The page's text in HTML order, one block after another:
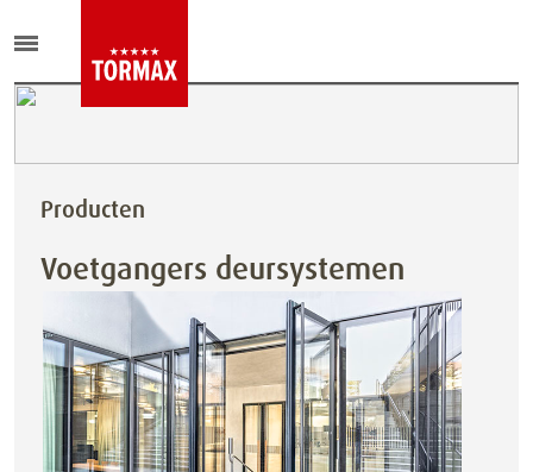
Producten
Voetgangers deursystemen